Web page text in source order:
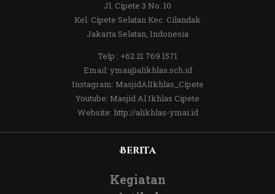
Jl. Cipete 3 No. 10
Kel. Cipete Selatan Kec. Cilandak
Jakarta Selatan, Indonesia
Telp : +62 21 769 1571
Email: ymai@alikhlas.sch.id
Instagram: MasjidAlIkhlas_Cipete
Youtube: Masjid Al Ikhlas Cipete
Website: http://alikhlas-ymai.id
Berita
Kegiatan